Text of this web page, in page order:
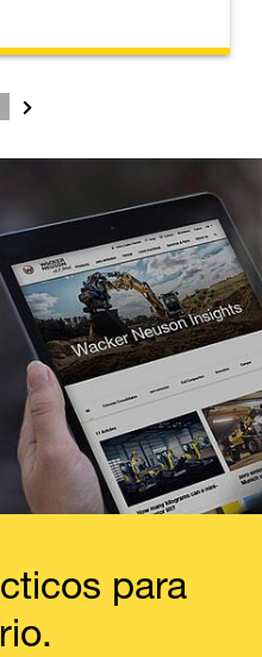
para